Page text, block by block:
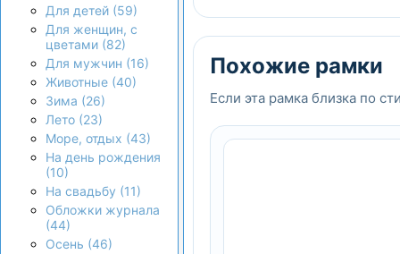
Для детей (59)
Для женщин, с
цветами (82)
Для мужчин (16)
Животные (40)
Зима (26)
Лето (23)
Море, отдых (43)
На день рождения
(10)
На свадьбу (11)
Обложки журнала
(44)
Осень (46)
Похожие рамки
Если эта рамка близка по